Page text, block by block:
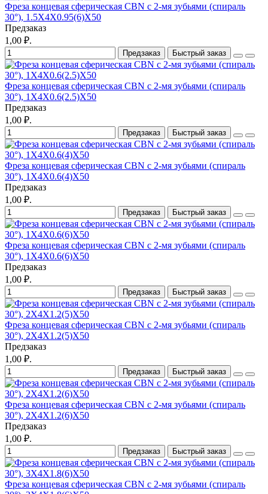
Фреза концевая сферическая CBN с 2-мя зубьями (спираль
30°), 1.5X4X0.95(6)X50
Предзаказ
1,00 ₽.
Предзаказ Быстрый заказ
Фреза концевая сферическая CBN с 2-мя зубьями (спираль
30°), 1X4X0.6(2.5)X50
Предзаказ
1,00 ₽.
Предзаказ Быстрый заказ
Фреза концевая сферическая CBN с 2-мя зубьями (спираль
30°), 1X4X0.6(4)X50
Предзаказ
1,00 ₽.
Предзаказ Быстрый заказ
Фреза концевая сферическая CBN с 2-мя зубьями (спираль
30°), 1X4X0.6(6)X50
Предзаказ
1,00 ₽.
Предзаказ Быстрый заказ
Фреза концевая сферическая CBN с 2-мя зубьями (спираль
30°), 2X4X1.2(5)X50
Предзаказ
1,00 ₽.
Предзаказ Быстрый заказ
Фреза концевая сферическая CBN с 2-мя зубьями (спираль
30°), 2X4X1.2(6)X50
Предзаказ
1,00 ₽.
Предзаказ Быстрый заказ
Фреза концевая сферическая CBN с 2-мя зубьями (спираль